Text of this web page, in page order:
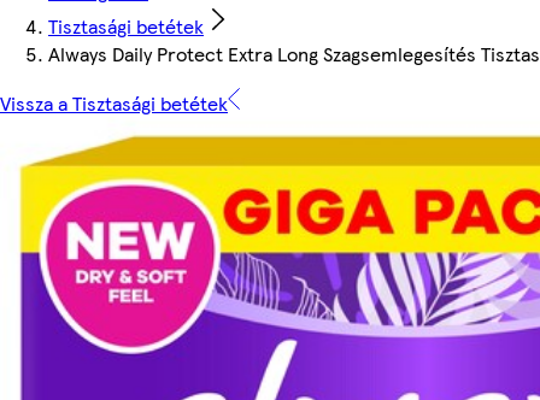
Tisztasági betétek
Always Daily Protect Extra Long Szagsemlegesítés
Vissza a Tisztasági betétek